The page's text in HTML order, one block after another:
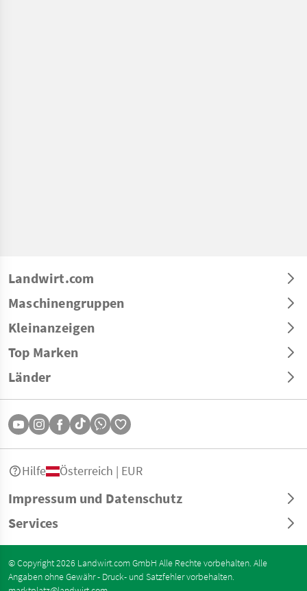
Landwirt.com
Maschinengruppen
Kleinanzeigen
Top Marken
Länder
Impressum und Datenschutz
Services
Hilfe Österreich | EUR
© Copyright 2026 Landwirt.com GmbH Alle Rechte vorbehalten. Alle
Angaben ohne Gewähr - Druck- und Satzfehler vorbehalten.